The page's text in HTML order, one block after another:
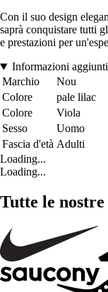
Con il suo design
saprà conquistare tutti
e prestazioni per
Informazioni
Marchio
Nou
Colore
pale lilac
Colore
Viola
Sesso
Uomo
Fascia d'età Adulti
Loading...
Loading...
Tutte le